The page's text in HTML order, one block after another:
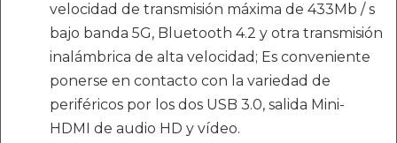
velocidad de transmisión máxima de 433Mb / s
bajo banda 5G, Bluetooth 4.2 y otra transmisión
inalámbrica de alta velocidad; Es conveniente
ponerse en contacto con la variedad de
periféricos por los dos USB 3.0, salida Mini-
HDMI de audio HD y vídeo.